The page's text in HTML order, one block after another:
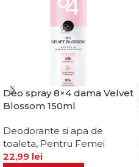
Deo spray 8×4 dama Velvet
Blossom 150ml
Deodorante si apa de
toaleta, Pentru Femei
22,99 lei